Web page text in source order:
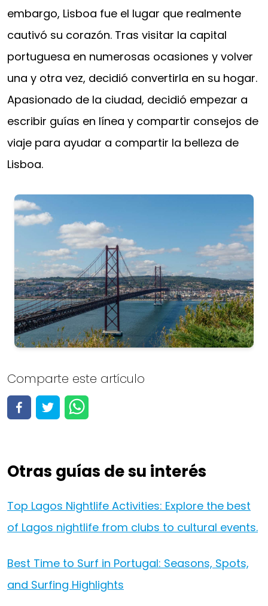
embargo, Lisboa fue el lugar que realmente
cautivó su corazón. Tras visitar la capital
portuguesa en numerosas ocasiones y volver
una y otra vez, decidió convertirla en su hogar.
Apasionado de la ciudad, decidió empezar a
escribir guías en línea y compartir consejos de
viaje para ayudar a compartir la belleza de
Lisboa.
Lisbon
Ver todas las 97 actividades
Ver actividades
Comparte este artículo
Otras guías de su interés
Top Lagos Nightlife Activities: Explore the best
of Lagos nightlife from clubs to cultural events.
Best Time to Surf in Portugal: Seasons, Spots,
and Surfing Highlights